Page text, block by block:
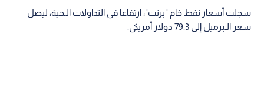
سجلت أسعار نفط خام "برنت"، ارتفاعا في التداولات الـحية، ليصل
سعر الـبرميل إلى 79.3 دولار أمريكي.